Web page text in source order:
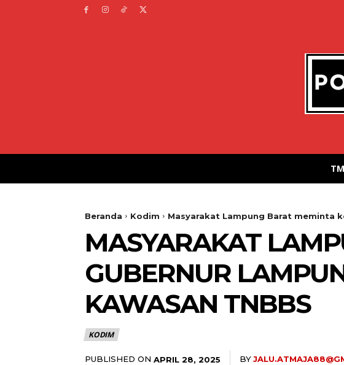
Beranda Kodim Masyarakat Lampung Barat meminta
MASYARAKAT
GUBERNUR
KAWASAN TNBBS
KODIM
PUBLISHED ON APRIL 28, 2025 BY